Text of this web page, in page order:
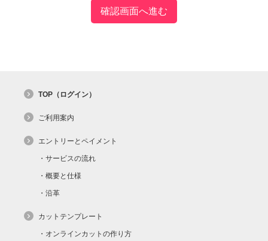
TOP（ログイン）
ご利用案内
エントリーとペイメント
サービスの流れ
概要と仕様
沿革
カットテンプレート
オンラインカットの作り方